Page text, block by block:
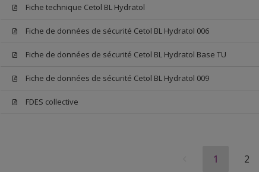
Fiche technique Cetol BL Hydratol
Fiche de données de sécurité Cetol BL Hydratol 006
Fiche de données de sécurité Cetol BL Hydratol Base TU
Fiche de données de sécurité Cetol BL Hydratol 009
FDES collective
1 2